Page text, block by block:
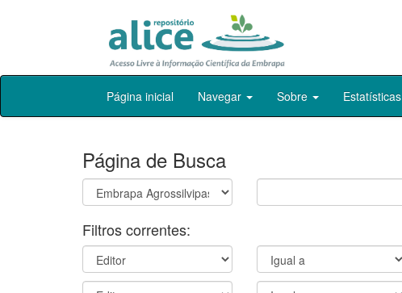
Skip
Página inicial Navegar Sobre Estatísticas
Página de Busca
Filtros correntes: